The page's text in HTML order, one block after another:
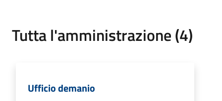
Tutta l'amministrazione (4)
Ufficio demanio